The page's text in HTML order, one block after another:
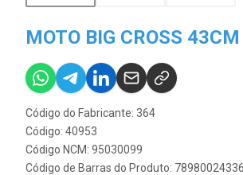
MOTO BIG CROSS
Código do Fabricante: 364
Código: 40953
Código NCM: 95030099
Código de Barras do Produto: